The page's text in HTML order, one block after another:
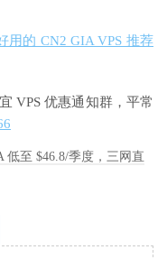
用的 CN2 GIA VPS 推荐
VPS 优惠通知群，平常
低至 $46.8/季度，三网直